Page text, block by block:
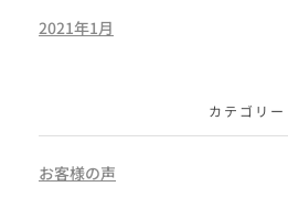
2021年1月
カテゴリー
お客様の声